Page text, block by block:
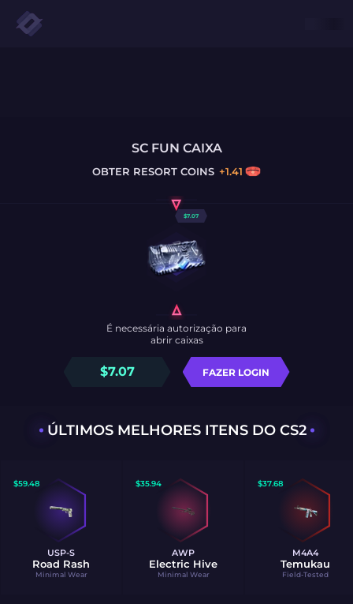
SC FUN CAIXA
OBTER RESORT COINS +1.41
$7.07
$7.07 FAZER LOGIN
É necessária autorização para
abrir caixas
ÚLTIMOS MELHORES ITENS DO CS2
$59.48
USP-S
Road Rash
Minimal Wear
$35.94
AWP
Electric Hive
Minimal Wear
$37.68
M4A4
Temukau
Field-Tested